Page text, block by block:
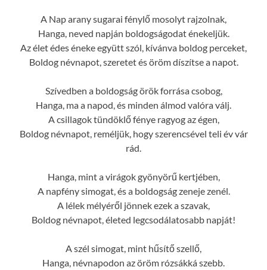
A Nap arany sugarai fénylő mosolyt rajzolnak,
Hanga, neved napján boldogságodat énekeljük.
Az élet édes éneke együtt szól, kívánva boldog perceket,
Boldog névnapot, szeretet és öröm díszítse a napot.
Szívedben a boldogság örök forrása csobog,
Hanga, ma a napod, és minden álmod valóra válj.
A csillagok tündöklő fénye ragyog az égen,
Boldog névnapot, reméljük, hogy szerencsével teli év vár
rád.
Hanga, mint a virágok gyönyörű kertjében,
A napfény simogat, és a boldogság zeneje zenél.
A lélek mélyéről jönnek ezek a szavak,
Boldog névnapot, életed legcsodálatosabb napját!
A szél simogat, mint hűsítő szellő,
Hanga, névnapodon az öröm rózsákká szebb.